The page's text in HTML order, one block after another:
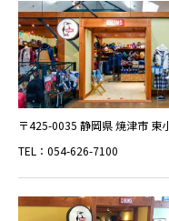
〒425-0035 静岡県 焼津市 東
TEL：054-626-7100